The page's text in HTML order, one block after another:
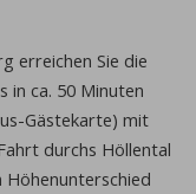
erreichen Sie die
ca. 50 Minuten
Gästekarte) mit
durchs Höllental
Höhenunterschied